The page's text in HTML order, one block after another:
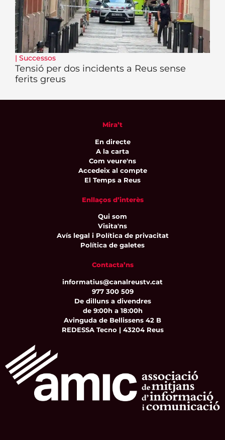
| Successos
Tensió per dos incidents a Reus sense
ferits greus
Mira’t
En directe
A la carta
Com veure'ns
Accedeix al compte
El Temps a Reus
Enllaços d’interès
Qui som
Visita'ns
Avís legal i Política de privacitat
Política de galetes
Contacta’ns
informatius@canalreustv.cat
977 300 509
De dilluns a divendres
de 9:00h a 18:00h
Avinguda de Bellissens 42 B
REDESSA Tecno | 43204 Reus